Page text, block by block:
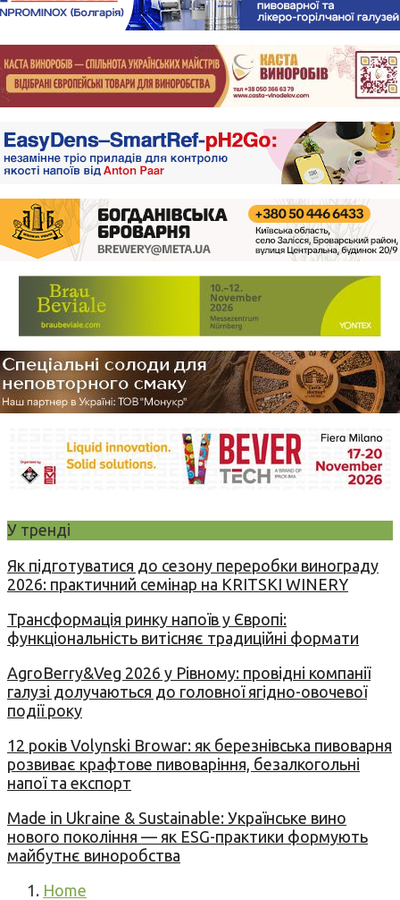
У тренді
Як підготуватися до сезону переробки винограду
2026: практичний семінар на KRITSKI WINERY
Трансформація ринку напоїв у Європі:
функціональність витісняє традиційні формати
AgroBerry&Veg 2026 у Рівному: провідні компанії
галузі долучаються до головної ягідно-овочевої
події року
12 років Volynski Browar: як березнівська пивоварня
розвиває крафтове пивоваріння, безалкогольні
напої та експорт
Made in Ukraine & Sustainable: Українське вино
нового покоління — як ESG-практики формують
майбутнє виноробства
Home